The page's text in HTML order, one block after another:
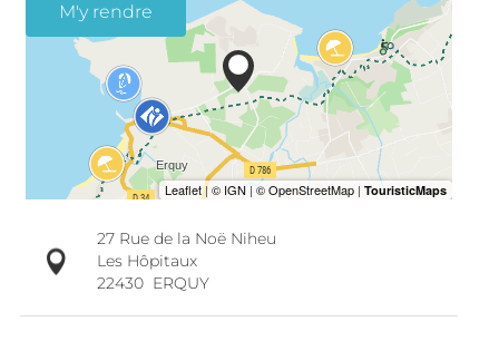
M'y rendre
27 Rue de la Noë Niheu
Les Hôpitaux
22430 ERQUY